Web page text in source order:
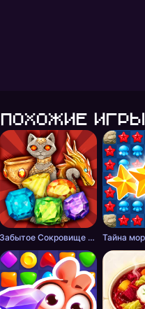
Похожие игры
Забытое Сокровище 2 - три в ряд